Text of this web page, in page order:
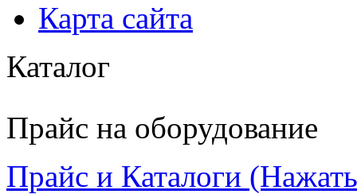
Карта сайта
Каталог
Прайс на оборудование
Прайс и Каталоги